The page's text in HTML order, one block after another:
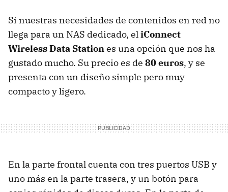
Si nuestras necesidades de contenidos en red no
llega para un NAS dedicado, eliConnect
Wireless Data Stationes una opción que nos ha
gustado mucho. Su precio es de 80 euros, y se
presenta con un diseño simple pero muy
compacto y ligero.
En la parte frontal cuenta con tres puertos USB y
uno más en la parte trasera, y un botón para